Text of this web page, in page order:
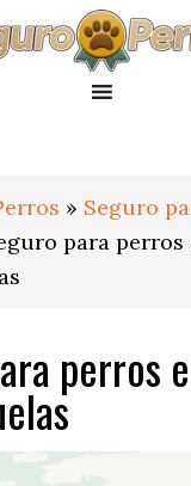
» Seguro
para perros
perros